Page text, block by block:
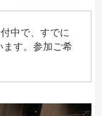
中で、すでに
す。参加ご希